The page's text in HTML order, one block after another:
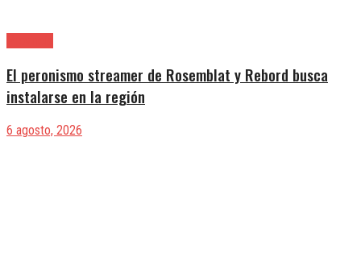
El peronismo streamer de Rosemblat y Rebord busca
instalarse en la región
6 agosto, 2026